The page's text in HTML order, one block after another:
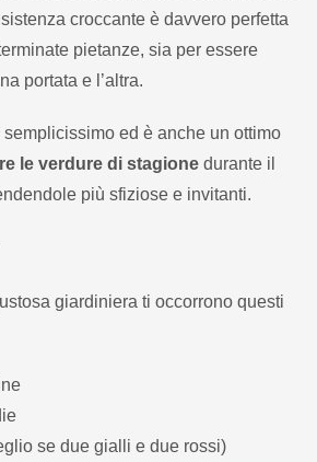
croccante è davvero perfetta
pietanze, sia per essere
portata e l’altra.
ed è anche un ottimo
le verdure di stagione durante il
più sfiziose e invitanti.
giardiniera ti occorrono questi
se due gialli e due rossi)